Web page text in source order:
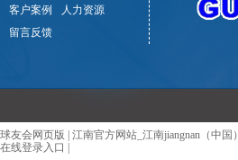
客户案例
人力资源
留言反馈
球友会网页版 江南官方网站_江南jiangnan（中国）
在线登录入口